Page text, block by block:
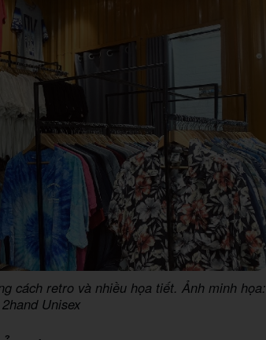
cách retro và nhiều họa tiết. Ảnh minh họa:
Unisex